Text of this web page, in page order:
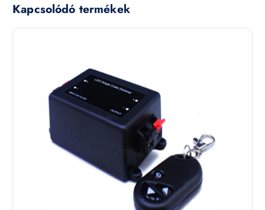
Kapcsolódó termékek